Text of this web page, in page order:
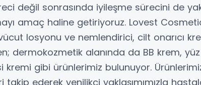
değil sonrasında iyileşme sürecini de
amaç haline getiriyoruz. Lovest
losyonu ve nemlendirici, cilt onarıcı
dermokozmetik alanında da BB krem, yüz
gibi ürünlerimiz bulunuyor.
ederek yenilikçi yaklaşımımızla